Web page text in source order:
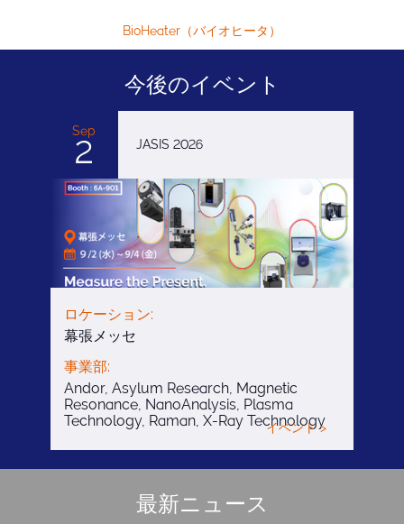
BioHeater（バイオヒータ）
今後のイベント
Sep
2 JASIS 2026
ロケーション:
幕張メッセ
事業部:
Andor, Asylum Research, Magnetic
Resonance, NanoAnalysis, Plasma
Technology, Raman, X-Ray Technology
イベント >
最新ニュース